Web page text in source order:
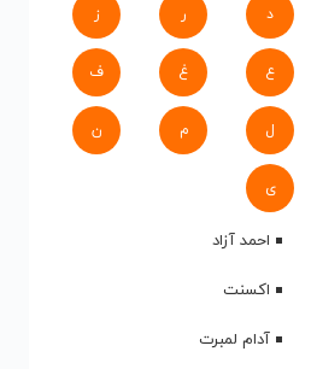
د ر ز
ع غ ف
ل م ن
ی
احمد آزاد
اکسنت
آدام لمبرت